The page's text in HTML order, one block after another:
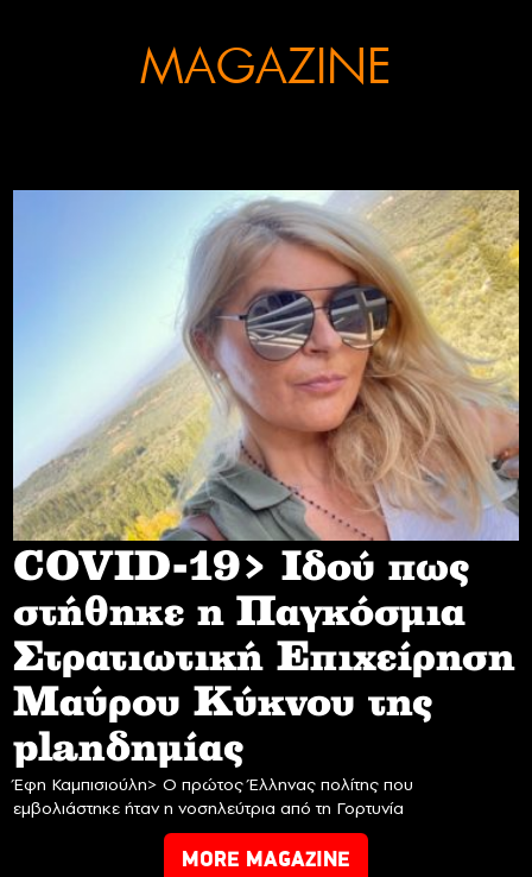
MAGAZINE
COVID-19> Iδού πως
στήθηκε η Παγκόσμια
Στρατιωτική Επιχείρηση
Mαύρου Κύκνου της
planδημίας
Έφη Καμπισιούλη> Ο πρώτος Έλληνας πολίτης που
εμβολιάστηκε ήταν η νοσηλεύτρια από τη Γορτυνία
MORE MAGAZINE